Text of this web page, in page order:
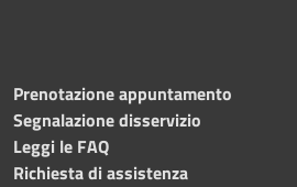
Prenotazione appuntamento
Segnalazione disservizio
Leggi le FAQ
Richiesta di assistenza